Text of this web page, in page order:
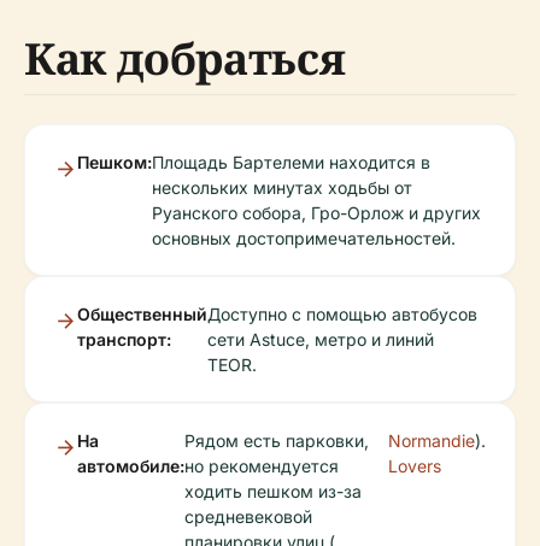
Как добраться
Пешком:Площадь Бартелеми находится в
нескольких минутах ходьбы от
Руанского собора, Гро-Орлож и других
основных достопримечательностей.
Общественный
транспорт:
Доступно с помощью автобусов
сети Astuce, метро и линий
TEOR.
На
автомобиле:
Рядом есть парковки,
но рекомендуется
ходить пешком из-за
средневековой
планировки улиц (
Normandie
Lovers
).